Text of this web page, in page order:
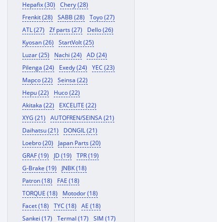
Hepafix (30)
Chery (28)
Frenkit (28)
SABB (28)
Toyo (27)
ATL (27)
Zf parts (27)
Dello (26)
Kyosan (26)
StartVolt (25)
Luzar (25)
Nachi (24)
AD (24)
Pilenga (24)
Exedy (24)
YEC (23)
Mapco (22)
Seinsa (22)
Hepu (22)
Huco (22)
Akitaka (22)
EXCELITE (22)
XYG (21)
AUTOFREN/SEINSA (21)
Daihatsu (21)
DONGIL (21)
Loebro (20)
Japan Parts (20)
GRAF (19)
JD (19)
TPR (19)
G-Brake (19)
JNBK (18)
Patron (18)
FAE (18)
TORQUE (18)
Motodor (18)
Facet (18)
TYC (18)
AE (18)
Sankei (17)
Termal (17)
SIM (17)